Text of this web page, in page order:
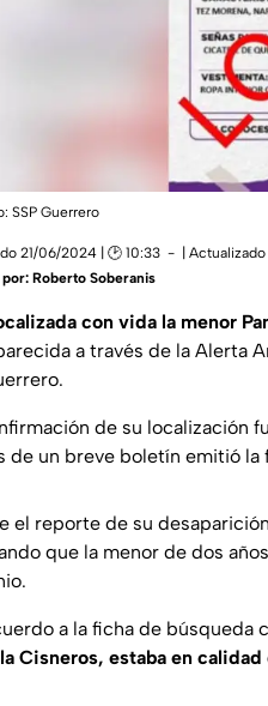
SSP Guerrero
21/06/2024 | 🕑 10:33 |
Roberto Soberanis
con vida la menor
a través de la Alerta
de su localización
de un breve boletín emitió la
el reporte de su
que la menor de dos
a la ficha de búsqueda
Cisneros, estaba en